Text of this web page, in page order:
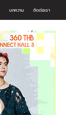
บทความ ติดต่อเรา